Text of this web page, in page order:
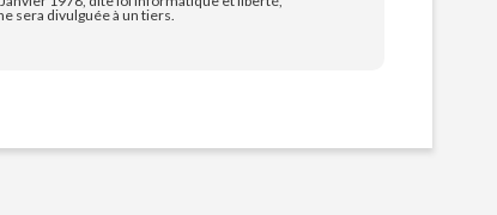
sera divulguée à un tiers.